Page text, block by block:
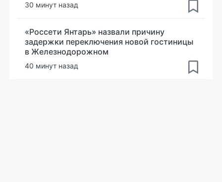
30 минут назад
«Россети Янтарь» назвали причину
задержки переключения новой гостиницы
в Железнодорожном
40 минут назад